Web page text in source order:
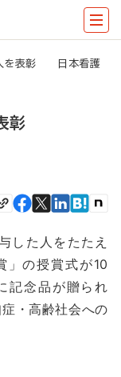
6人を表彰 日本看護
彰
した人をたたえ
」の授賞式が10
記念品が贈られ
・高齢社会への